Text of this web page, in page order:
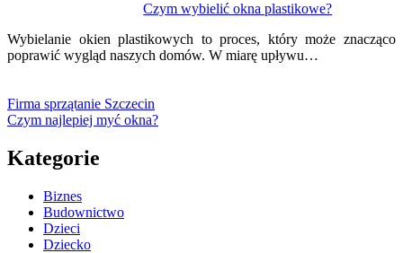
Czym wybielić okna plastikowe?
Wybielanie okien plastikowych to proces, który może znacząco
poprawić wygląd naszych domów. W miarę upływu…
Firma sprzątanie Szczecin
Czym najlepiej myć okna?
Kategorie
Biznes
Budownictwo
Dzieci
Dziecko